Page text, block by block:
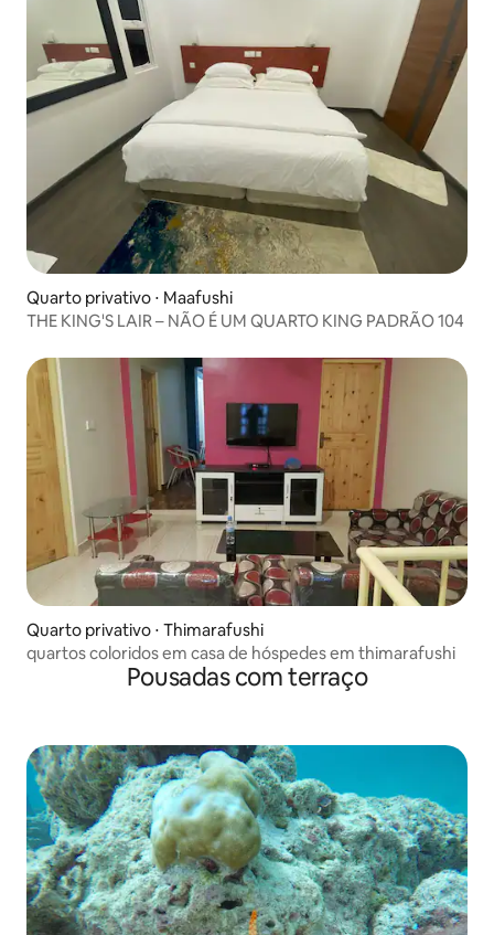
Quarto privativo ⋅ Maafushi
THE KING'S LAIR – NÃO É UM QUARTO KING PADRÃO 104
Quarto privativo ⋅ Thimarafushi
quartos coloridos em casa de hóspedes em thimarafushi
Pousadas com terraço